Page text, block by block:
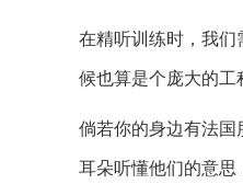
在精听训练时，我
候也算是个庞大的工
倘若你的身边有法
耳朵听懂他们的意思